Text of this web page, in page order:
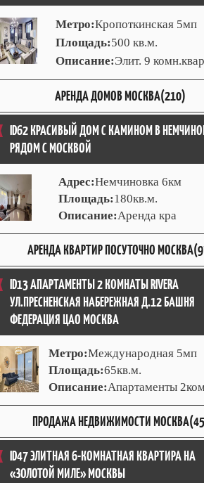
Метро:Кропоткинская 5мп
Площадь:500 кв.м.
Описание:Элит. 9
АРЕНДА ДОМОВ МОСКВА(210)
ID62 КРАСИВЫЙ ДОМ С КАМИНОМ В
РЯДОМ С МОСКВОЙ
Адрес:Немчиновка 6км
Площадь:180кв.м.
Описание:Аренда кра
АРЕНДА КВАРТИР ПОСУТОЧНО
ID13 АПАРТАМЕНТЫ 2 КОМНАТЫ RIVERA
УЛ.ПРЕСНЕНСКАЯ НАБЕРЕЖНАЯ Д.12 БАШНЯ
ФЕДЕРАЦИЯ ЦАО МОСКВА
Метро:Международная 5мп
Площадь:65кв.м.
Описание:Апартаменты
ПРОДАЖА НЕДВИЖИМОСТИ
ID47 ЭЛИТНАЯ 6-КОМНАТНАЯ КВАРТИРА НА
«ЗОЛОТОЙ МИЛЕ» МОСКВЫ